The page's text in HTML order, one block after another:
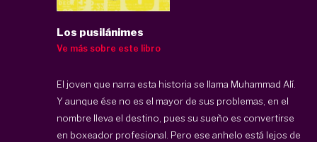
Los pusilánimes
Ve más sobre este libro
El joven que narra esta historia se llama Muhammad Alí.
Y aunque ése no es el mayor de sus problemas, en el
nombre lleva el destino, pues su sueño es convertirse
en boxeador profesional. Pero ese anhelo está lejos de